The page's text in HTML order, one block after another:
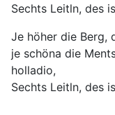
Sechts Leitln, des
Je höher die Berg,
je schöna die
holladio,
Sechts Leitln, des